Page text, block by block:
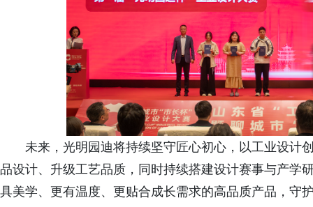
未来，光明园迪将持续坚守匠心初心，以工业设计
品设计、升级工艺品质，同时持续搭建设计赛事与产学
具美学、更有温度、更贴合成长需求的高品质产品，守